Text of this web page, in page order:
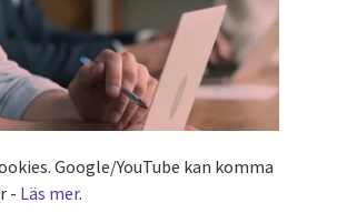
Google/YouTube kan komma
- Läs mer.